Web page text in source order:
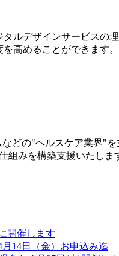
タルデザインサービス
高めることができます。
どの"ヘルスケア業界"
組みを構築支援いたしま
開催します
14日（金）お申込み迄